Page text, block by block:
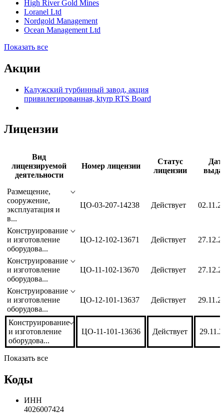
High River Gold Mines
Loranel Ltd
Nordgold Management
Ocean Management Ltd
Показать все
Акции
Калужский турбинный завод, акция
привилегированная, ktyrp RTS Board
Лицензии
Вид
лицензируемой
деятельности
Номер лицензии
Статус
лицензии
Размещение,
сооружение,
эксплуатация и
в...
ЦО-03-207-14238 Действует
Конструирование
и изготовление
оборудова...
ЦО-12-102-13671 Действует
Конструирование
и изготовление
оборудова...
ЦО-11-102-13670 Действует
Конструирование
и изготовление
оборудова...
ЦО-12-101-13637 Действует
Конструирование
и изготовление
оборудова...
ЦО-11-101-13636 Действует
Показать все
Коды
ИНН
4026007424